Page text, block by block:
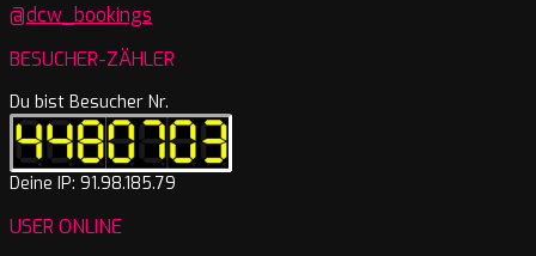
@dcw_bookings
BESUCHER-ZÄHLER
Du bist Besucher Nr.
Deine IP: 91.98.185.79
USER ONLINE